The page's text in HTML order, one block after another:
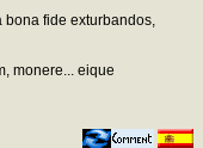
bona fide exturbandos,
monere... eique